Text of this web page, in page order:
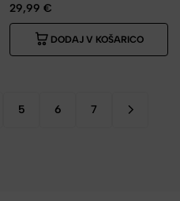
29,99 €
DODAJ V KOŠARICO
5 6 7